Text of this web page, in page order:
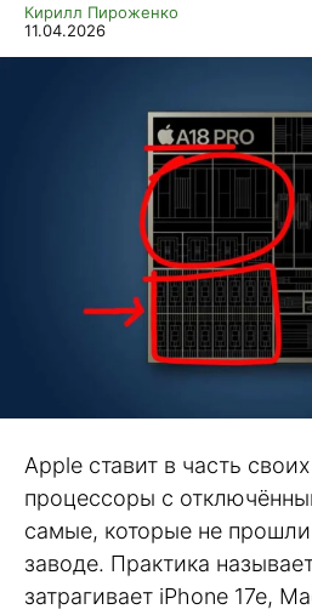
Кирилл Пироженко
11.04.2026
Apple ставит в часть
процессоры с
самые, которые не
заводе. Практика
затрагивает iPhone 17e,